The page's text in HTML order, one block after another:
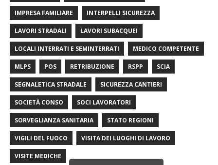
IMPRESA FAMILIARE INTERPELLI SICUREZZA
LAVORI STRADALI LAVORI SUBACQUEI
LOCALI INTERRATI E SEMINTERRATI MEDICO COMPETENTE
MLPS POS RETRIBUZIONE RSPP SCIA
SEGNALETICA STRADALE SICUREZZA CANTIERI
SOCIETÀ CONSO SOCI LAVORATORI
SORVEGLIANZA SANITARIA STATO REGIONI
VIGILI DEL FUOCO VISITA DEI LUOGHI DI LAVORO
VISITE MEDICHE